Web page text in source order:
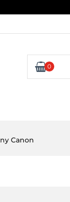
0
Canon